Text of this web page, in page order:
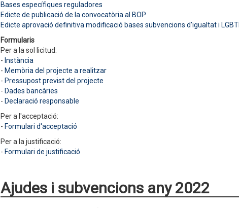
Bases específiques reguladores
Edicte de publicació de la convocatòria al BOP
Edicte aprovació definitiva modificació bases subvencions d’igualtat i LGBTI
Formularis
Per a la sol·licitud:
- Instància
- Memòria del projecte a realitzar
- Pressupost previst del projecte
- Dades bancàries
- Declaració responsable
Per a l'acceptació:
- Formulari d'acceptació
Per a la justificació:
- Formulari de justificació
Ajudes i subvencions any 2022